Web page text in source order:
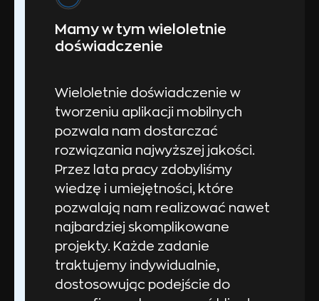
Mamy w tym wieloletnie
doświadczenie
Wieloletnie doświadczenie w
tworzeniu aplikacji mobilnych
pozwala nam dostarczać
rozwiązania najwyższej jakości.
Przez lata pracy zdobyliśmy
wiedzę i umiejętności, które
pozwalają nam realizować nawet
najbardziej skomplikowane
projekty. Każde zadanie
traktujemy indywidualnie,
dostosowując podejście do